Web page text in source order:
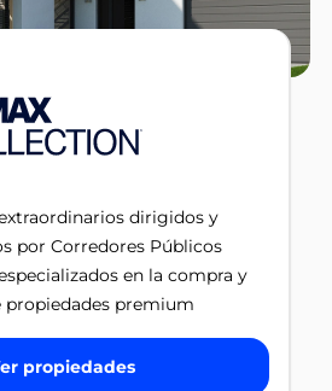
dirigidos y
por Corredores Públicos
en la compra y
propiedades premium
Ver propiedades